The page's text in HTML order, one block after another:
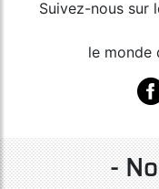
Suivez-nous sur
le monde
-